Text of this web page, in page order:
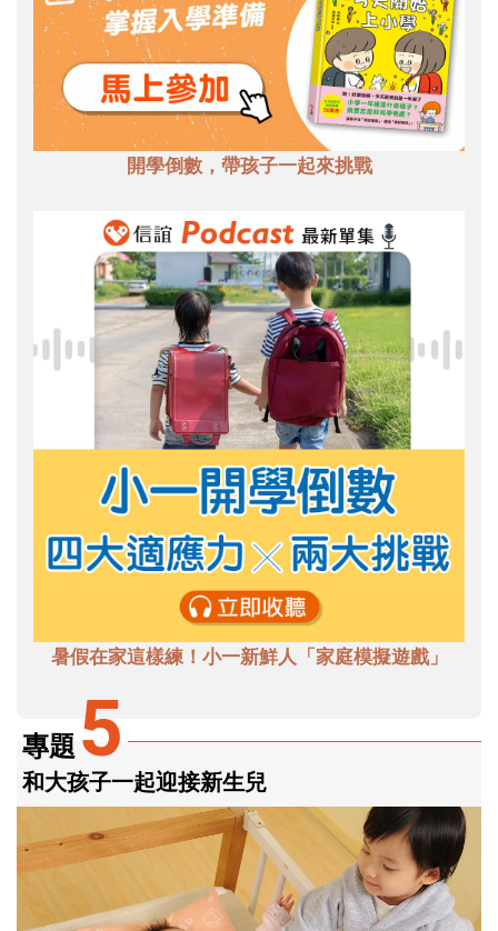
開學倒數，帶孩子一起來挑戰
暑假在家這樣練！小一新鮮人「家庭模擬遊戲」
專題 5
和大孩子一起迎接新生兒